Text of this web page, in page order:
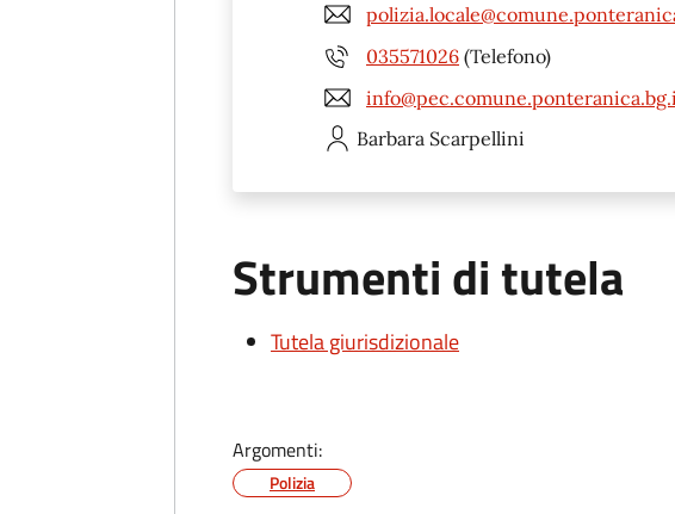
035571026 (Telefono)
Barbara Scarpellini
Strumenti di tutela
Tutela giurisdizionale
Argomenti:
Polizia